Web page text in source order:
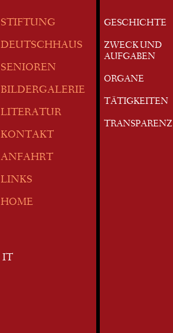
STIFTUNG
DEUTSCHHAUS
SENIOREN
BILDERGALERIE
LITERATUR
KONTAKT
ANFAHRT
LINKS
HOME
IT
GESCHICHTE
ZWECK UND
AUFGABEN
ORGANE
TÄTIGKEITEN
TRANSPARENZ